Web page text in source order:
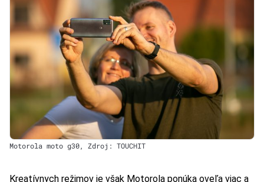
Motorola moto g30, Zdroj: TOUCHIT
Kreatívnych režimov je však Motorola ponúka oveľa viac a